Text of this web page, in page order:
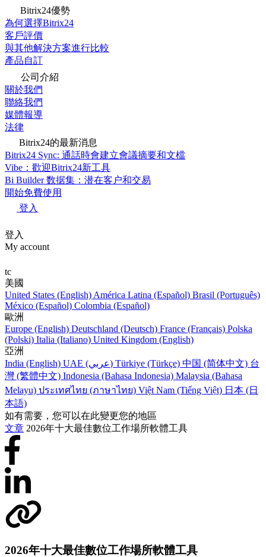
Bitrix24優勢
為何選擇Bitrix24
客戶評價
與其他解決方案進行比較
產品自訂
公司介紹
關於我們
聯絡我們
媒體報導
法律
Bitrix24的最新消息
Bitrix24 Sync: 通話時會建立會議摘要和文檔
Vibe：歡迎Bitrix24新工具
Bi Builder 数据集：潜在客户和交易
開始免費使用
登入
登入
My account
tc
美國
United States (English) América Latina (Español) Brasil (Português)
México (Español) Colombia (Español)
歐洲
Europe (English) Deutschland (Deutsch) France (Français) Polska
(Polski) Italia (Italiano) United Kingdom (English)
亞洲
India (English)
UAE (عربي) Türkiye (Türkçe) 中国 (简体中文) 台
灣 (繁體中文) Indonesia (Bahasa Indonesia) Malaysia (Bahasa
Melayu) ประเทศไทย (ภาษาไทย) Việt Nam (Tiếng Việt) 日本 (日
本語)
如有需要，您可以在此變更您的地區
文章 2026年十大最佳數位工作場所軟體工具
2026年十大最佳數位工作場所軟體工具